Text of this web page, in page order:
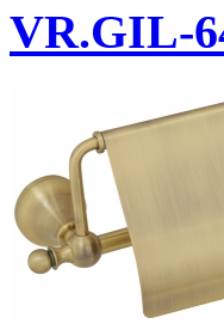
VR.GIL-